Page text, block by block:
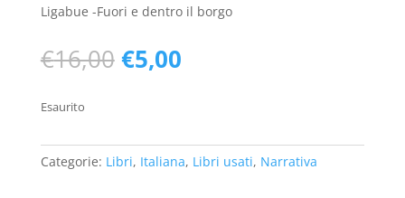
Ligabue -Fuori e dentro il borgo
€16,00 Il
prezzo
€16,00.
€5,00Il
€5,00.
Esaurito
Categorie: Libri, Italiana, Libri usati, Narrativa